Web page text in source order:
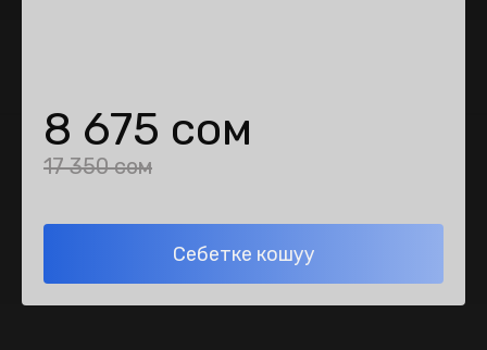
8 675 сом
17 350 сом
Себетке кошуу